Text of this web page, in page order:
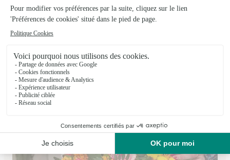
Au Jardin de Cecilia
Esbly
★★★★★4.5 (181)
3, rue du Commandant Berthault
Voir la boutique